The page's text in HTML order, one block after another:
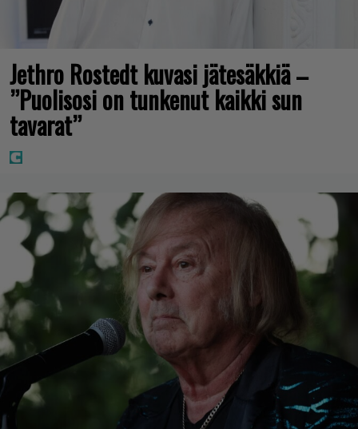
Jethro Rostedt kuvasi jätesäkkiä –
”Puolisosi on tunkenut kaikki sun
tavarat”